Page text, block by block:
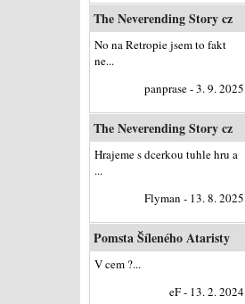
The Neverending Story cz
No na Retropie jsem to fakt
ne...
panprase - 3. 9. 2025
The Neverending Story cz
Hrajeme s dcerkou tuhle hru a
...
Flyman - 13. 8. 2025
Pomsta Šíleného Ataristy
V cem ?...
eF - 13. 2. 2024